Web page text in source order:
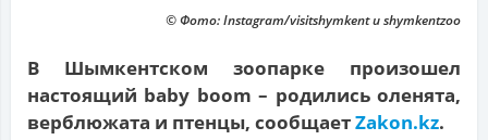
© Фото: Instagram/visitshymkent и shymkentzoo
В Шымкентском зоопарке произошел
настоящий baby boom – родились оленята,
верблюжата и птенцы, сообщаетZakon.kz.